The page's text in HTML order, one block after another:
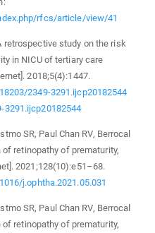
rfcs/article/view/41
retrospective study on the risk
in NICU of tertiary care
2018;5(4):1447.
2349-3291.ijcp20182544
3291.ijcp20182544
SR, Paul Chan RV, Berrocal
retinopathy of prematurity,
2021;128(10):e51–68.
j.ophtha.2021.05.031
SR, Paul Chan RV, Berrocal
retinopathy of prematurity,